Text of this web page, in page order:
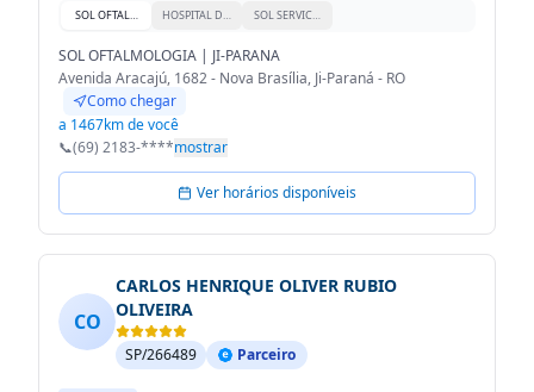
SOL OFTALMOLOGIA | JI-PARANAHOSPITAL DE OLHOS VELLOSO LTDASOL SERVICOS DE OFTALMOLOGIA
SOL OFTALMOLOGIA | JI-PARANA
Avenida Aracajú, 1682 - Nova Brasília, Ji-Paraná - RO
Como chegar
a 1467km de você
📞(69) 2183-****mostrar
Ver horários disponíveis
CO
CARLOS HENRIQUE OLIVER RUBIO
OLIVEIRA
SP/266489 Parceiro